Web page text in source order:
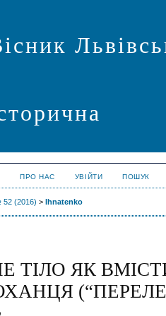
ПРО НАС УВІЙТИ ПОШУК
(2016) > Ihnatenko
ТІЛО ЯК